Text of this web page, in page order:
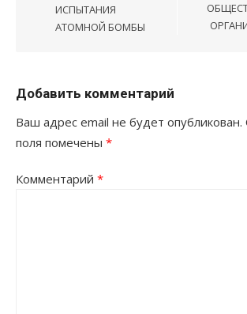
ИСПЫТАНИЯ
АТОМНОЙ БОМБЫ
Добавить комментарий
Ваш адрес email не будет опубликован.
поля помечены *
Комментарий *